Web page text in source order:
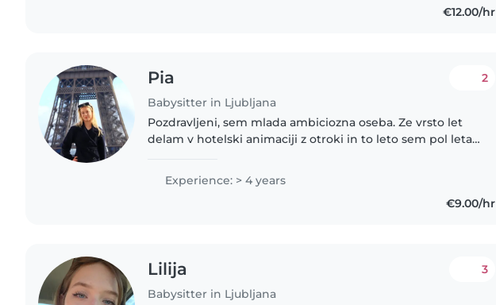
€12.00/hr
Pia
Babysitter in Ljubljana
2
Pozdravljeni, sem mlada ambiciozna oseba. Ze vrsto let
delam v hotelski animaciji z otroki in to leto sem pol leta
Experience: > 4 years
€9.00/hr
Lilija
Babysitter in Ljubljana
3